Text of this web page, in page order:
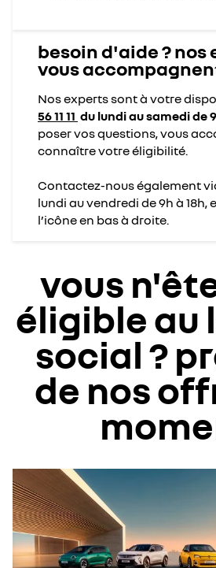
besoin d'aide ? nos
vous
Nos experts sont à votre
56 11 11 du lundi au samedi de
poser vos questions, vous
connaître votre éligibilité.​
Contactez-nous également
lundi au vendredi de 9h à 18h,
l’icône en bas à droite.
vous
éligible au
social ?
de nos